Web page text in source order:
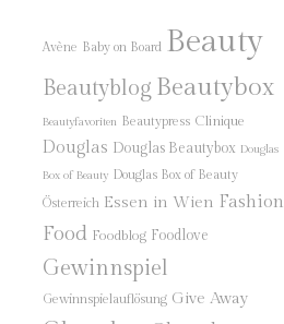
Avène Baby on Board Beauty
Beautyblog Beautybox
Beautyfavoriten Beautypress Clinique
Douglas Douglas Beautybox Douglas
Box of Beauty Douglas Box of Beauty
Österreich Essen in Wien Fashion
Food Foodblog Foodlove
Gewinnspiel
Gewinnspielauflösung Give Away